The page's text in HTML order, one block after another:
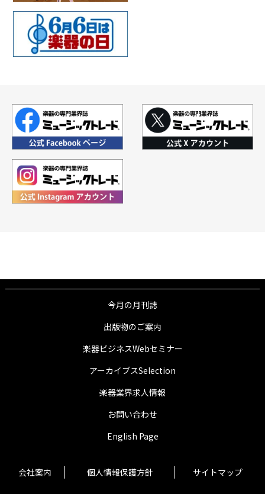
今月の月刊誌
出版物のご案内
楽器ビジネスWebセミナー
アーカイブスSelection
楽器業界求人情報
お問い合わせ
English Page
会社案内 個人情報保護方針 サイトマップ